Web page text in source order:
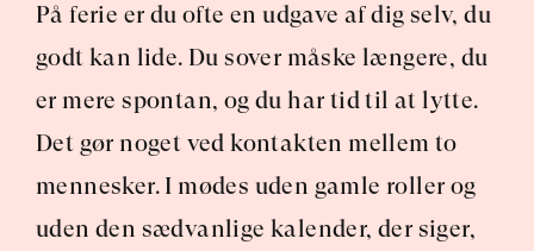
På ferie er du ofte en udgave af dig selv, du
godt kan lide. Du sover måske længere, du
er mere spontan, og du har tid til at lytte.
Det gør noget ved kontakten mellem to
mennesker. I mødes uden gamle roller og
uden den sædvanlige kalender, der siger,